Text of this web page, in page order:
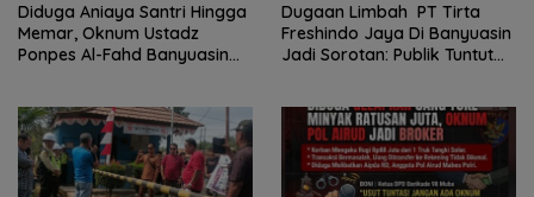
Diduga Aniaya Santri Hingga
Memar, Oknum Ustadz
Ponpes Al-Fahd Banyuasin
Dugaan Limbah PT Tirta
Freshindo Jaya Di Banyuasin
Jadi Sorotan: Publik Tuntut